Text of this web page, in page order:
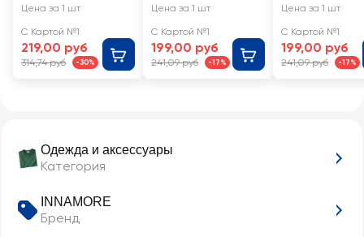
Одежда и аксессуары
Категория
INNAMORE
Бренд
den nero 5
Цена за 1 шт
С Картой №1
219,00 руб
314,74 руб -30%
den nero 2
Цена за 1 шт
С Картой №1
199,00 руб
241,09 руб -17%
den nero 5
Цена за 1 шт
С Картой №1
199,00 руб
241,09 руб -17%